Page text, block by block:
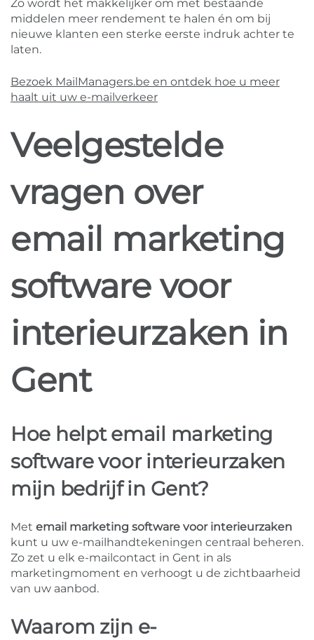
Zo wordt het makkelijker om met bestaande
middelen meer rendement te halen én om bij
nieuwe klanten een sterke eerste indruk achter te
laten.
Bezoek MailManagers.be en ontdek hoe u meer
haalt uit uw e-mailverkeer
Veelgestelde
vragen over
email marketing
software voor
interieurzaken in
Gent
Hoe helpt email marketing
software voor interieurzaken
mijn bedrijf in Gent?
Met email marketing software voor interieurzaken
kunt u uw e-mailhandtekeningen centraal beheren.
Zo zet u elk e-mailcontact in Gent in als
marketingmoment en verhoogt u de zichtbaarheid
van uw aanbod.
Waarom zijn e-